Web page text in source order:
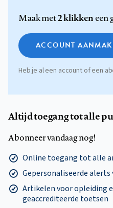
Maak met2 klikkeneen
ACCOUNT
Heb je al een account of een
Altijd toegang tot alle
Abonneer vandaag nog!
Online toegang tot alle
Gepersonaliseerde
Artikelen voor opleiding
geaccrediteerde toetsen